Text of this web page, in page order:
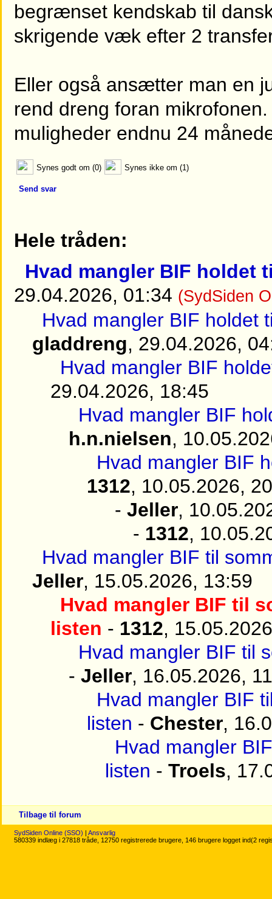
begrænset kendskab til
skrigende væk efter 2
Eller også ansætter man en
rend dreng foran
muligheder endnu 24
Synes godt om (0) Synes ikke om (1)
Send svar
Hele tråden:
Hvad mangler BIF holdet
29.04.2026, 01:34 (SydSiden
Hvad mangler BIF holdet
gladdreng, 29.04.2026,
Hvad mangler BIF
29.04.2026, 18:45
Hvad mangler BIF
h.n.nielsen,
Hvad mangler BIF
1312, 10.05.2026,
- Jeller,
- 1312,
Hvad mangler BIF til
Jeller, 15.05.2026, 13:59
Hvad mangler BIF til
listen - 1312,
Hvad mangler BIF til
- Jeller, 16.05.2026,
Hvad mangler BIF
listen - Chester,
Hvad mangler
listen - Troels,
Tilbage til forum
SydSiden Online (SSO) | Ansvarlig
580339 indlæg i 27818 tråde, 12750 registrerede brugere, 146 brugere logget ind(2